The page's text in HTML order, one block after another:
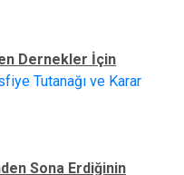
Dernekler İçin
Tutanağı ve Karar
Sona Erdiğinin